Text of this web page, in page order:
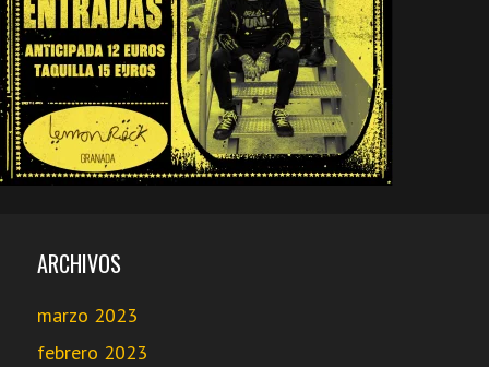
ARCHIVOS
marzo 2023
febrero 2023